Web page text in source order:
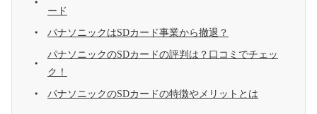
ード
パナソニックはSDカード事業から撤退？
パナソニックのSDカードの評判は？口コミでチェッ
ク！
パナソニックのSDカードの特徴やメリットとは